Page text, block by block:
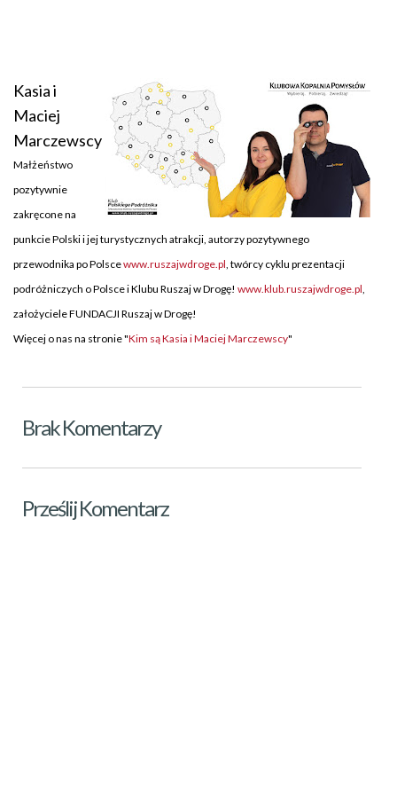
Kasia i
Maciej
Marczewscy
Małżeństwo
pozytywnie
zakręcone na
punkcie Polski i jej turystycznych atrakcji, autorzy pozytywnego
przewodnika po Polscewww.ruszajwdroge.pl, twórcy cyklu prezentacji
podróżniczych o Polsce i Klubu Ruszaj w Drogę! www.klub.ruszajwdroge.pl,
założyciele FUNDACJI Ruszaj w Drogę!
Więcej o nas na stronie "Kim są Kasia i Maciej Marczewscy"
Brak Komentarzy
Prześlij Komentarz